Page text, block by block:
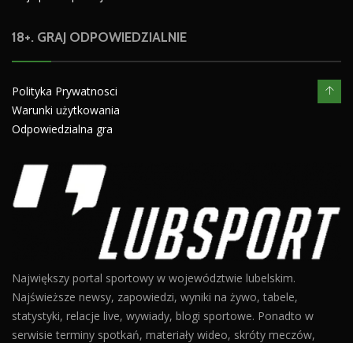
18+. GRAJ ODPOWIEDZIALNIE
Polityka Prywatnosci
Warunki użytkowania
Odpowiedzialna gra
Największy portal sportowy w województwie lubelskim.
Najświeższe newsy, zapowiedzi, wyniki na żywo, tabele,
statystyki, relacje live, wywiady, blogi sportowe. Ponadto w
serwisie terminy spotkań, materiały wideo, skróty meczów,